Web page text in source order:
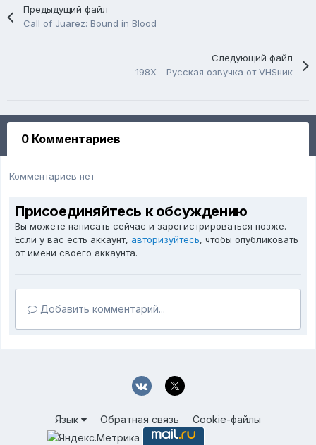
Предыдущий файл
Call of Juarez: Bound in Blood
Следующий файл
198X - Русская озвучка от VHSник
0 Комментариев
Комментариев нет
Присоединяйтесь к обсуждению
Вы можете написать сейчас и зарегистрироваться позже.
Если у вас есть аккаунт, авторизуйтесь, чтобы опубликовать
от имени своего аккаунта.
Добавить комментарий...
Язык Обратная связь Cookie-файлы